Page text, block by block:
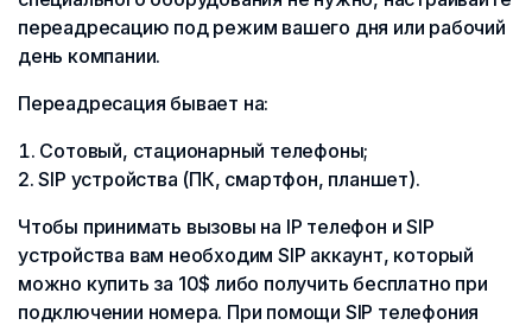
переадресацию под режим вашего дня или рабочий
день компании.
Переадресация бывает на:
Сотовый, стационарный телефоны;
SIP устройства (ПК, смартфон, планшет).
Чтобы принимать вызовы на IP телефон и SIP
устройства вам необходим SIP аккаунт, который
можно купить за 10$ либо получить бесплатно при
подключении номера. При помощи SIP телефония